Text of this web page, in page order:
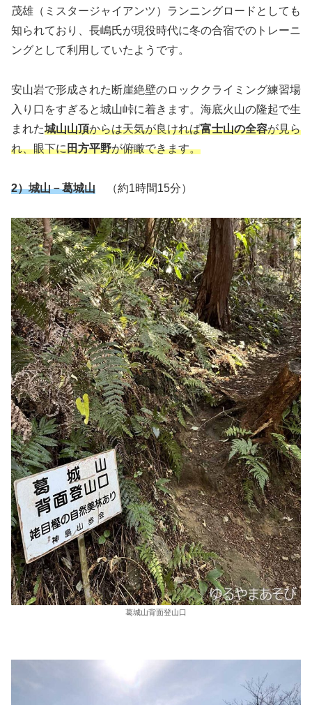
茂雄（ミスタージャイアンツ）ランニングロードとしても
知られており、長嶋氏が現役時代に冬の合宿でのトレーニ
ングとして利用していたようです。
安山岩で形成された断崖絶壁のロッククライミング練習場
入り口をすぎると城山峠に着きます。海底火山の隆起で生
まれた城山山頂からは天気が良ければ富士山の全容が見ら
れ、眼下に田方平野が俯瞰できます。
2）城山－葛城山 （約1時間15分）
葛城山背面登山口